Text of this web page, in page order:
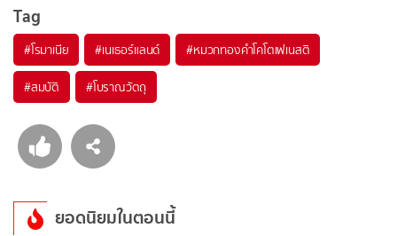
Tag
#โรมาเนีย #เนเธอร์แลนด์ #หมวกทองคำโคโตเฟเนสติ
#สมบัติ #โบราณวัตถุ
ยอดนิยมในตอนนี้